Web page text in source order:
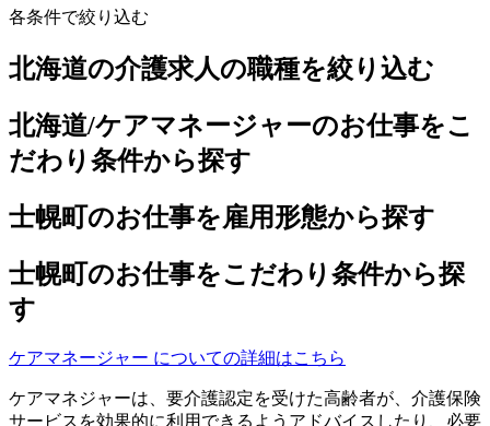
各条件で絞り込む
北海道の介護求人の職種を絞り込む
北海道/ケアマネージャーのお仕事をこ
だわり条件から探す
士幌町のお仕事を雇用形態から探す
士幌町のお仕事をこだわり条件から探
す
ケアマネージャー についての詳細はこちら
ケアマネジャーは、要介護認定を受けた高齢者が、介護保険
サービスを効果的に利用できるようアドバイスしたり、必要